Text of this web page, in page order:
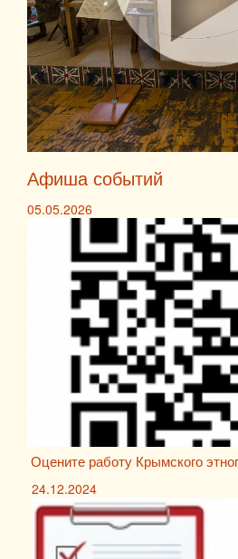
Афиша событий
05.05.2026
Оцените работу Крымского
24.12.2024